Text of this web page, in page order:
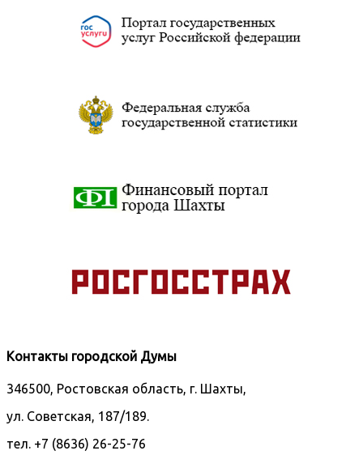
Контакты городской Думы
346500, Ростовская область, г. Шахты,
ул. Советская, 187/189.
тел. +7 (8636) 26-25-76